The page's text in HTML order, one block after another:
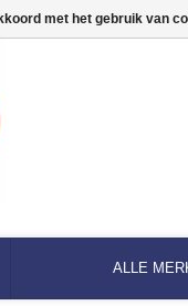
ALLE
met het gebruik van